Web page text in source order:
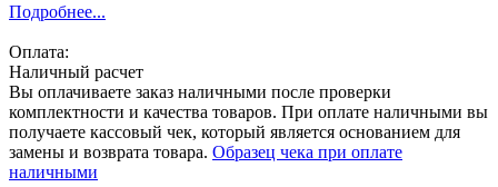
Подробнее...
Оплата:
Наличный расчет
Вы оплачиваете заказ наличными после проверки
комплектности и качества товаров. При оплате наличными вы
получаете кассовый чек, который является основанием для
замены и возврата товара. Образец чека при оплате
наличными